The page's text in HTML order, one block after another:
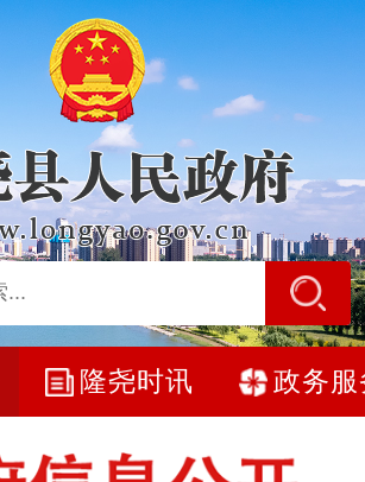
隆尧时讯 政务服